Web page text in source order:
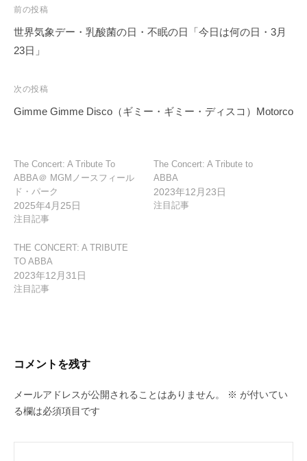
投
稿
ナ
ゲ
ー
ン
前の投稿
世界気象デー・乳酸菌の日・不眠の日「今日は何の日・3月
23日」
次の投稿
Gimme Gimme Disco（ギミー・ギミー・ディスコ）Motorco
The Concert: A Tribute To
ABBA＠ MGMノースフィール
ド・パーク
2025年4月25日
注目記事
The Concert: A Tribute to
ABBA
2023年12月23日
注目記事
THE CONCERT: A TRIBUTE
TO ABBA
2023年12月31日
注目記事
コメントを残す
メールアドレスが公開されることはありません。 ※ が付いてい
る欄は必須項目です